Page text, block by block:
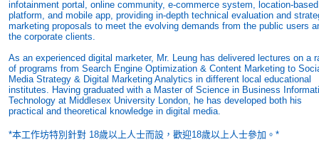
infotainment portal, online community, e-commerce system, location-based
platform, and mobile app, providing in-depth technical evaluation and
marketing proposals to meet the evolving demands from the public users
the corporate clients.
As an experienced digital marketer, Mr. Leung has delivered lectures on a
of programs from Search Engine Optimization & Content Marketing to
Media Strategy & Digital Marketing Analytics in different local educational
institutes. Having graduated with a Master of Science in Business
Technology at Middlesex University London, he has developed both his
practical and theoretical knowledge in digital media.
*本工作坊特別針對 18歲以上人士而設，歡迎18歲以上人士參加。*